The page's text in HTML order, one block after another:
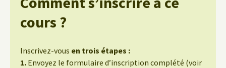
cours ?
Inscrivez-vous en trois étapes :
1. Envoyez le formulaire d’inscription complété (voir